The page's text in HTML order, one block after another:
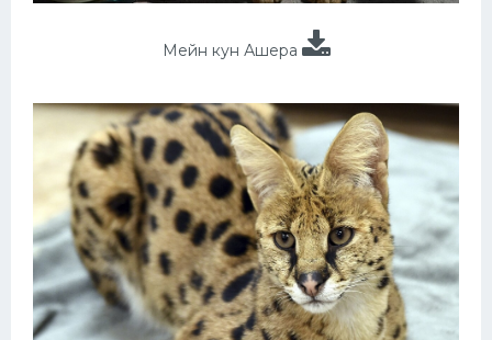
Мейн кун Ашера